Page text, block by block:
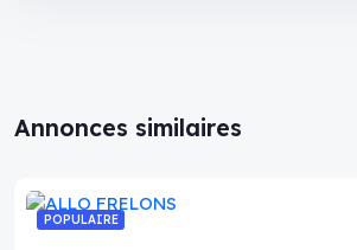
Annonces similaires
POPULAIRE